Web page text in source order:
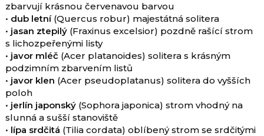
zbarvují krásnou červenavou barvou
• dub letní(Quercus robur) majestátná solitera
• jasan ztepilý(Fraxinus excelsior) pozdně rašící strom
s lichozpeřenými listy
• javor mléč(Acer platanoides) solitera s krásným
podzimním zbarvením listů
• javor klen (Acer pseudoplatanus) solitera do vyšších
poloh
• jerlín japonský(Sophora japonica) strom vhodný na
slunná a sušší stanoviště
• lípa srdčitá (Tilia cordata) oblíbený strom se srdčitými